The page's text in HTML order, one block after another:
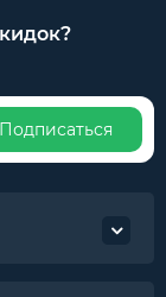
Подписаться